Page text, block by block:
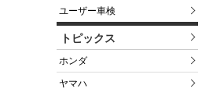
ユーザー車検
トピックス
ホンダ
ヤマハ